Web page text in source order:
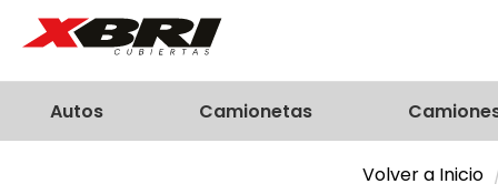
Autos Camionetas
Volver a Inicio